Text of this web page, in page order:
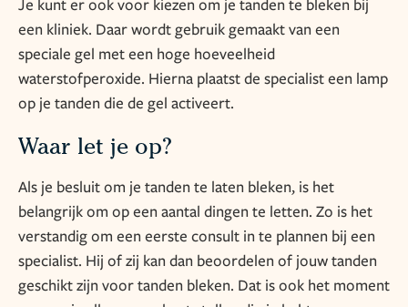
Je kunt er ook voor kiezen om je tanden te bleken bij
een kliniek. Daar wordt gebruik gemaakt van een
speciale gel met een hoge hoeveelheid
waterstofperoxide. Hierna plaatst de specialist een lamp
op je tanden die de gel activeert.
Waar let je op?
Als je besluit om je tanden te laten bleken, is het
belangrijk om op een aantal dingen te letten. Zo is het
verstandig om een eerste consult in te plannen bij een
specialist. Hij of zij kan dan beoordelen of jouw tanden
geschikt zijn voor tanden bleken. Dat is ook het moment